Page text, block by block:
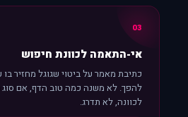
03
אי-התאמה לכוונת חיפוש
כתיבת מאמר על ביטוי שגוגל מחזיר בו
להפך. לא משנה כמה טוב הדף, אם
לכוונה, לא תדרג.